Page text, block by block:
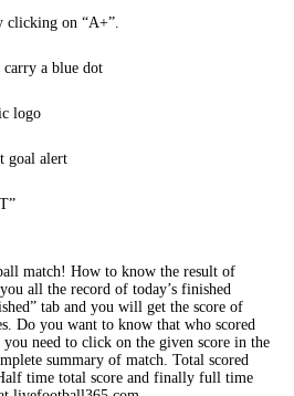
clicking on “A+”.
a blue dot
logo
goal alert
match! How to know the result of
all the record of today’s finished
tab and you will get the score of
Do you want to know that who scored
need to click on the given score in the
summary of match. Total scored
time total score and finally full time